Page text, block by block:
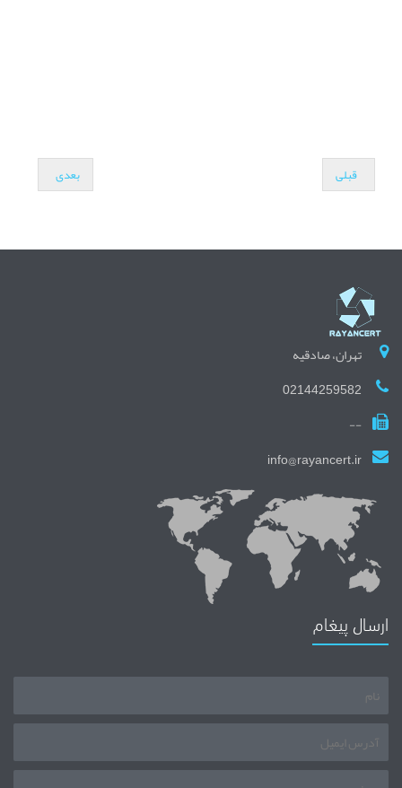
قبلی بعدی
تهران، صادقیه
02144259582
--
info@rayancert.ir
ارسال پیغام